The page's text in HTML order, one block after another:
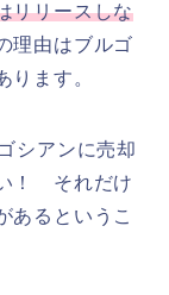
リリースしな
理由はブルゴ
ります。
シアンに売却
！ それだけ
あるというこ